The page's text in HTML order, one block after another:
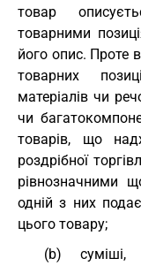
товар
товарними
його опис. Проте
товарних
матеріалів чи
чи
товарів, що
роздрібної
рівнозначними
одній з них
цього товару;
(b) суміші,